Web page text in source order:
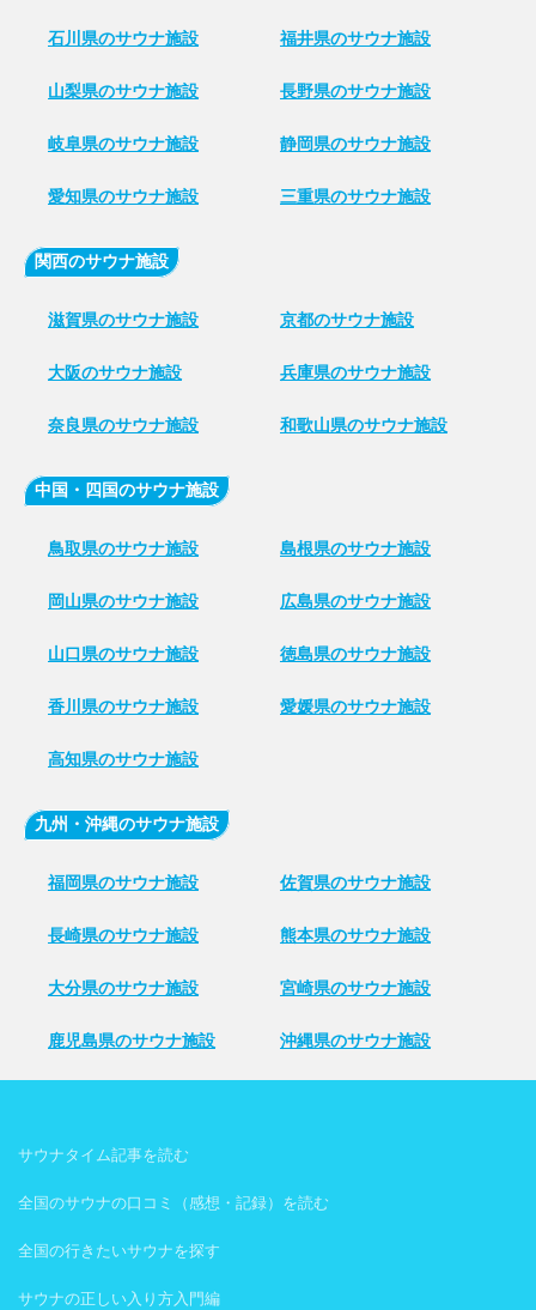
石川県のサウナ施設 福井県のサウナ施設
山梨県のサウナ施設 長野県のサウナ施設
岐阜県のサウナ施設 静岡県のサウナ施設
愛知県のサウナ施設 三重県のサウナ施設
関西のサウナ施設
滋賀県のサウナ施設 京都のサウナ施設
大阪のサウナ施設 兵庫県のサウナ施設
奈良県のサウナ施設 和歌山県のサウナ施設
中国・四国のサウナ施設
鳥取県のサウナ施設 島根県のサウナ施設
岡山県のサウナ施設 広島県のサウナ施設
山口県のサウナ施設 徳島県のサウナ施設
香川県のサウナ施設 愛媛県のサウナ施設
高知県のサウナ施設
九州・沖縄のサウナ施設
福岡県のサウナ施設 佐賀県のサウナ施設
長崎県のサウナ施設 熊本県のサウナ施設
大分県のサウナ施設 宮崎県のサウナ施設
鹿児島県のサウナ施設 沖縄県のサウナ施設
サウナタイム記事を読む
全国のサウナの口コミ（感想・記録）を読む
全国の行きたいサウナを探す
サウナの正しい入り方入門編